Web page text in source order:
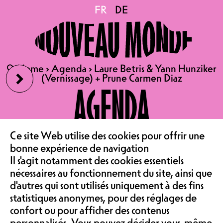
›
‹
FR DE
🔍Home ›Agenda › Laure Betris & Yann Hunziker
(Vernissage) + Prune Carmen Diaz
AGENDA
LE CAFÉ
ASSOCIATION &
FR DE
🔍Home ›Agenda › Laure Betris & Yann Hunziker
(Vernissage) + Prune Carmen Diaz
Laure Betris & Yann
Hunziker (Vernissage) +
Prune Carmen Diaz
LAURE BETRIS & YANN
HUNZIKER (VERNISSAGE)
+ PRUNE CARMEN DIAZ
CONCERT | SALLE DE
SPECTACLE
Ce site Web utilise des cookies pour offrir une
bonne expérience de navigation
Il s'agit notamment des cookies essentiels
nécessaires au fonctionnement du site, ainsi que
d'autres qui sont utilisés uniquement à des fins
statistiques anonymes, pour des réglages de
confort ou pour afficher des contenus